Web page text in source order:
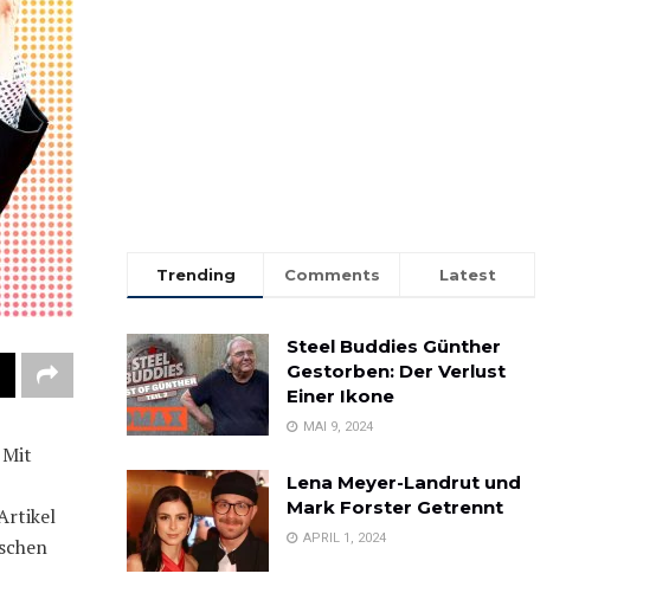
Mit
Trending Comments Latest
Steel Buddies Günther
Gestorben: Der Verlust
Einer Ikone
MAI 9, 2024
Lena Meyer-Landrut und
Mark Forster Getrennt
APRIL 1, 2024